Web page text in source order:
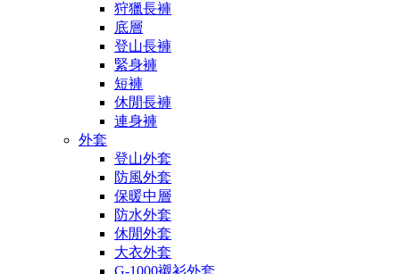
狩獵長褲
底層
登山長褲
緊身褲
短褲
休閒長褲
連身褲
外套
登山外套
防風外套
保暖中層
防水外套
休閒外套
大衣外套
G-1000襯衫外套